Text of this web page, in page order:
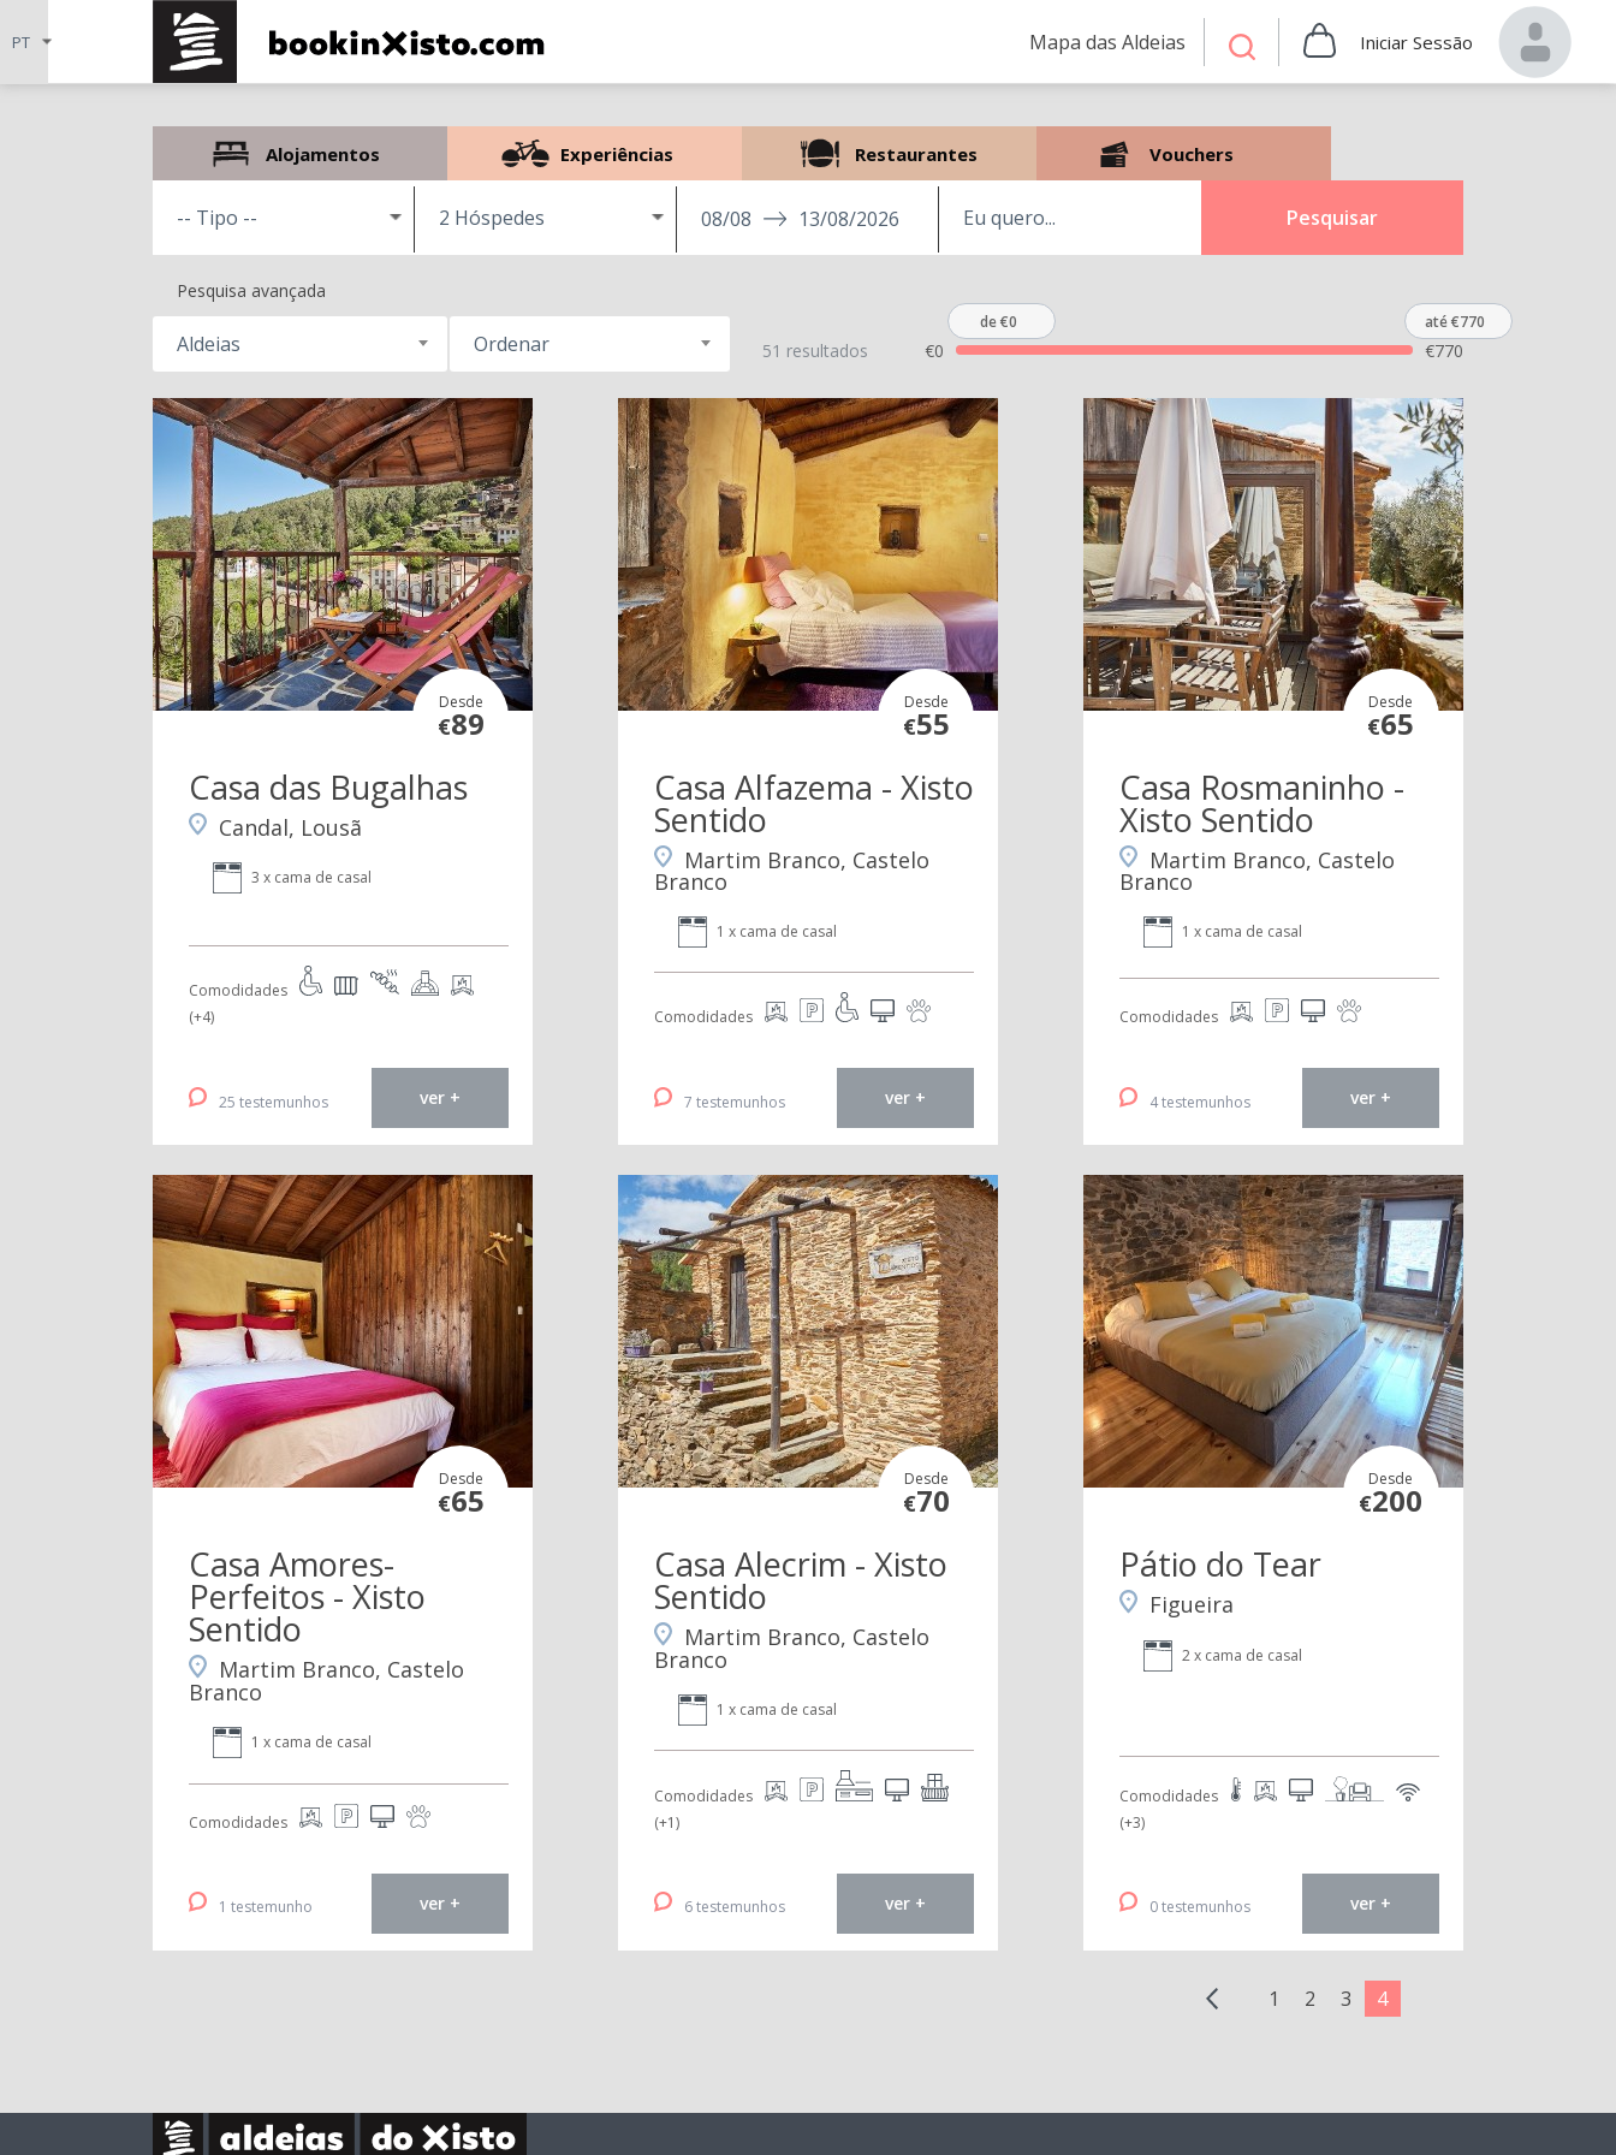
Mapa das Aldeias Iniciar Sessão
Alojamentos Experiências Restaurantes Vouchers
2 Hóspedes 08/08 13/08/2026 Pesquisar
Pesquisa avançada
Aldeias Ordenar 51 resultados €0
de €0 até €770
€770
Desde
€89
Casa das Bugalhas
Candal, Lousã
3 x cama de casal
Comodidades
(+4)
25 testemunhos ver +
Desde
€55
Casa Alfazema - Xisto
Sentido
Martim Branco, Castelo
Branco
1 x cama de casal
Comodidades
7 testemunhos ver +
Desde
€65
Casa Rosmaninho -
Xisto Sentido
Martim Branco, Castelo
Branco
1 x cama de casal
Comodidades
4 testemunhos ver +
Desde
€65
Casa Amores-
Perfeitos - Xisto
Sentido
Martim Branco, Castelo
Branco
1 x cama de casal
Comodidades
1 testemunho ver +
Desde
€70
Casa Alecrim - Xisto
Sentido
Martim Branco, Castelo
Branco
1 x cama de casal
Comodidades
(+1)
6 testemunhos ver +
Desde
€200
Pátio do Tear
Figueira
2 x cama de casal
Comodidades
(+3)
0 testemunhos ver +
1 2 3 4